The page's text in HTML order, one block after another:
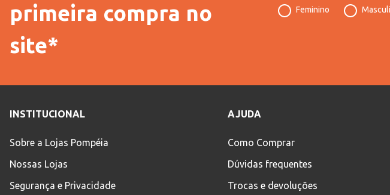
primeira compra no
site*
Feminino
INSTITUCIONAL
Sobre a Lojas Pompéia
Nossas Lojas
Segurança e Privacidade
AJUDA
Como Comprar
Dúvidas frequentes
Trocas e devoluções